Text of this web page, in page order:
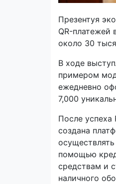
Презентуя
QR-платежей
около 30
В ходе
примером
ежедневно
7,000
После
создана
помощью
средствам и
наличного